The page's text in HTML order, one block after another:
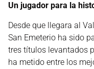
Un jugador para la
Desde que llegara al
San Emeterio ha sido
tres títulos levantados
ha metido entre los